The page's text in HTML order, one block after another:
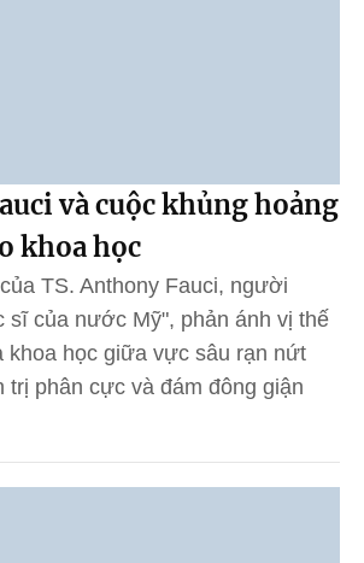
và cuộc khủng hoảng
khoa học
TS. Anthony Fauci, người
sĩ của nước Mỹ", phản ánh vị thế
khoa học giữa vực sâu rạn nứt
trị phân cực và đám đông giận